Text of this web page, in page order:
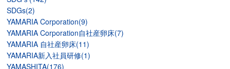
SDGs(2)
YAMARIA Corporation(9)
YAMARIA Corporation自社産卵床(7)
YAMARIA 自社産卵床(11)
YAMARIA新入社員研修(1)
YAMASHITA(176)